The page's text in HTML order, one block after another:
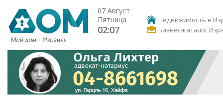
07 Август
Пятница
02:07
Недвижимость в
Бизнес-каталог